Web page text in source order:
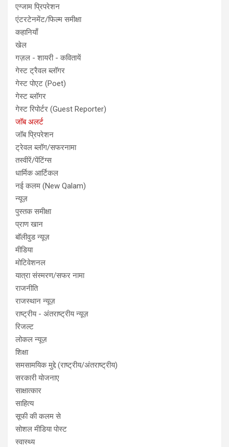
एग्जाम प्रिपरेशन
एंटरटेनमेंट/फिल्म समीक्षा
कहानियाँ
खेल
गज़ल - शायरी - कवितायें
गेस्ट ट्रैवल ब्लॉगर
गेस्ट पोएट (Poet)
गेस्ट ब्लॉगर
गेस्ट रिपोर्टर (Guest Reporter)
जॉब अलर्ट
जॉब प्रिपरेशन
ट्रेवल ब्लॉग/सफरनामा
तस्वीरें/पेंटिंग्स
धार्मिक आर्टिकल
नई कलम (New Qalam)
न्यूज़
पुस्तक समीक्षा
प्राण खान
बॉलीवुड न्यूज़
मीडिया
मोटिवेशनल
यात्रा संस्मरण/सफर नामा
राजनीति
राजस्थान न्यूज़
राष्ट्रीय - अंतराष्ट्रीय न्यूज़
रिजल्ट
लोकल न्यूज़
शिक्षा
समसामयिक मुद्दे (राष्ट्रीय/अंतराष्ट्रीय)
सरकारी योजनाए
साक्षात्कार
साहित्य
सूफी की कलम से
सोशल मीडिया पोस्ट
स्वास्थ्य